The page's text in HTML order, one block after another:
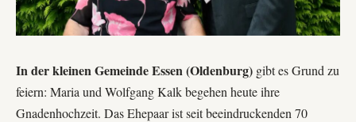
In der kleinen Gemeinde Essen (Oldenburg) gibt es Grund zu
feiern: Maria und Wolfgang Kalk begehen heute ihre
Gnadenhochzeit. Das Ehepaar ist seit beeindruckenden 70